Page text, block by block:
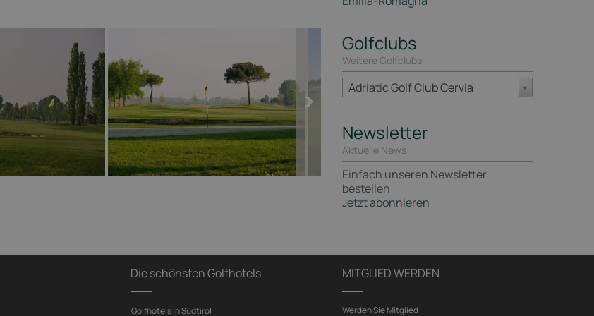
Golfclubs
Weitere Golfclubs
Adriatic Golf Club Cervia
Newsletter
Aktuelle News
Einfach unseren Newsletter
bestellen
Jetzt abonnieren
Die schönsten Golfhotels
Golfhotels in Südtirol
MITGLIED WERDEN
Werden Sie Mitglied